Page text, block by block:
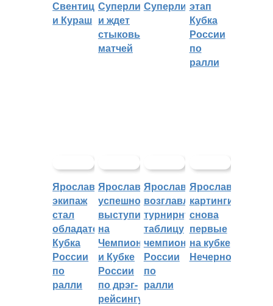
Свентицкис
и Кураш
Суперлиге
и ждет
стыковых
матчей
Суперлигуэтап
Кубка
России
по
ралли
Ярославский
экипаж
стал
обладателем
Кубка
России
по
ралли
Ярославцы
успешно
выступили
на
Чемпионате
и Кубке
России
по дрэг-
рейсингу
Ярославцы
возглавляют
турнирную
таблицу
чемпионата
России
по
ралли
Ярославские
картингисты
снова
первые
на кубке
Нечерноземья